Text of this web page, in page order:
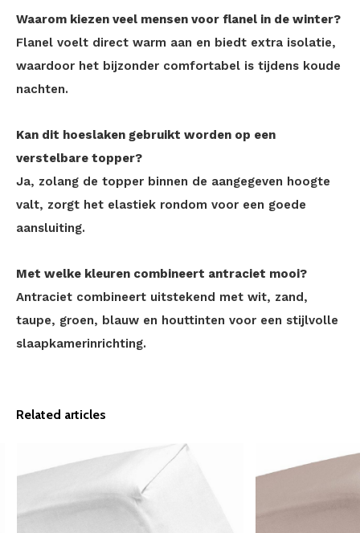
Waarom kiezen veel mensen voor flanel in de winter?
Flanel voelt direct warm aan en biedt extra isolatie,
waardoor het bijzonder comfortabel is tijdens koude
nachten.
Kan dit hoeslaken gebruikt worden op een
verstelbare topper?
Ja, zolang de topper binnen de aangegeven hoogte
valt, zorgt het elastiek rondom voor een goede
aansluiting.
Met welke kleuren combineert antraciet mooi?
Antraciet combineert uitstekend met wit, zand,
taupe, groen, blauw en houttinten voor een stijlvolle
slaapkamerinrichting.
Related articles